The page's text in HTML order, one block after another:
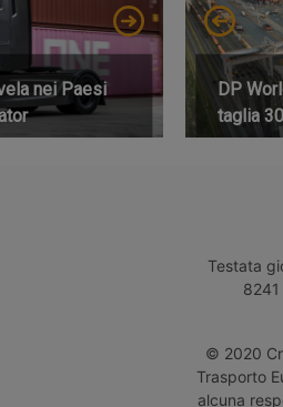
nei Paesi
DP
taglia
Testata
© 2020
Trasporto
alcuna